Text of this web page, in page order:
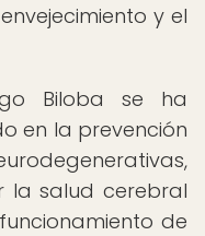
y el
Biloba se ha
en la prevención
la salud cerebral
de